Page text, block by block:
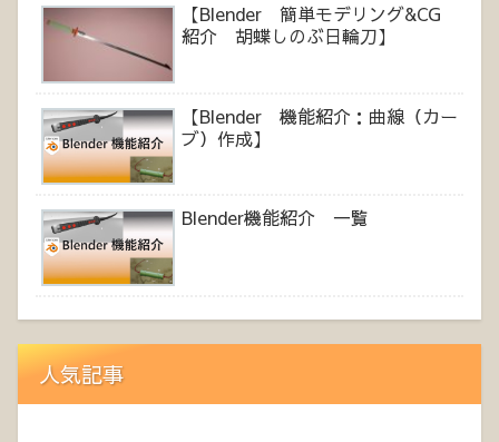
【Blender 簡単モデリング&CG
紹介 胡蝶しのぶ日輪刀】
【Blender 機能紹介：曲線（カー
ブ）作成】
Blender機能紹介 一覧
人気記事